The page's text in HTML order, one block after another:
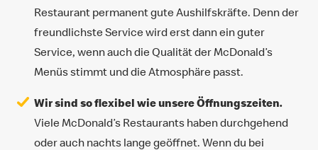
Restaurant permanent gute Aushilfskräfte. Denn der
freundlichste Service wird erst dann ein guter
Service, wenn auch die Qualität der McDonald’s
Menüs stimmt und die Atmosphäre passt.
Wir sind so flexibel wie unsere Öffnungszeiten.
Viele McDonald’s Restaurants haben durchgehend
oder auch nachts lange geöffnet. Wenn du bei